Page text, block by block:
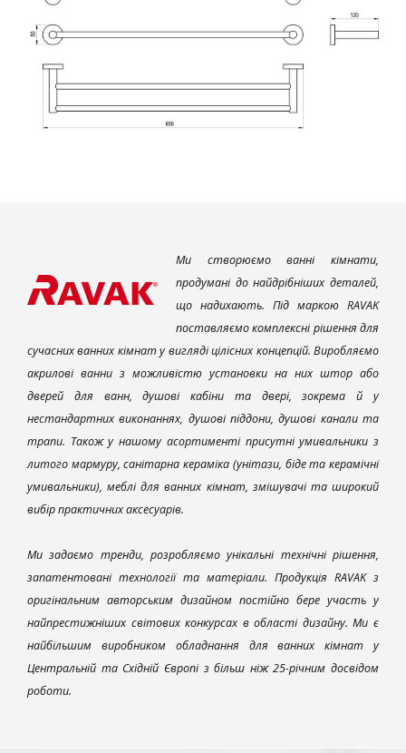
Ми створюємо ванні кімнати,
продумані до найдрібніших деталей,
що надихають. Під маркою RAVAK
поставляємо комплексні рішення для
сучасних ванних кімнат у вигляді цілісних концепцій. Виробляємо
акрилові ванни з можливістю установки на них штор або
дверей для ванн, душові кабіни та двері, зокрема й у
нестандартних виконаннях, душові піддони, душові канали та
трапи. Також у нашому асортименті присутні умивальники з
литого мармуру, санітарна кераміка (унітази, біде та керамічні
умивальники), меблі для ванних кімнат, змішувачі та широкий
вибір практичних аксесуарів.
Ми задаємо тренди, розробляємо унікальні технічні рішення,
запатентовані технології та матеріали. Продукція RAVAK з
оригінальним авторським дизайном постійно бере участь у
найпрестижніших світових конкурсах в області дизайну. Ми є
найбільшим виробником обладнання для ванних кімнат у
Центральній та Східній Європі з більш ніж 25-річним досвідом
роботи.